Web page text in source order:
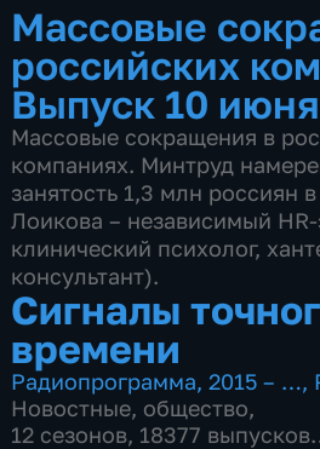
Массовые
российских
Выпуск 10
Массовые сокращения в
компаниях. Минтруд
занятость 1,3 млн россиян
Лоикова – независимый HR-
клинический психолог,
консультант).
Сигналы
времени
Радиопрограмма,2015 – …,
Новостные, общество,
12 сезонов, 18377 выпусков